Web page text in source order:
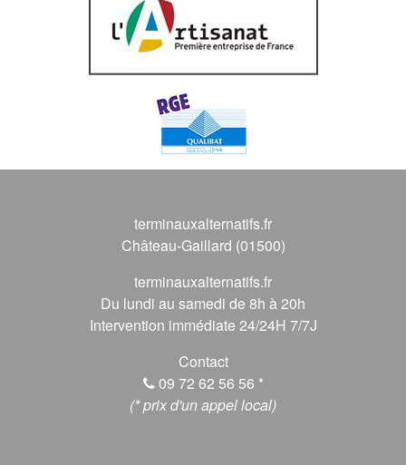
terminauxalternatifs.fr
Château-Gaillard (01500)
terminauxalternatifs.fr
Du lundi au samedi de 8h à 20h
Intervention immédiate 24/24H 7/7J
Contact
09 72 62 56 56 *
(* prix d'un appel local)